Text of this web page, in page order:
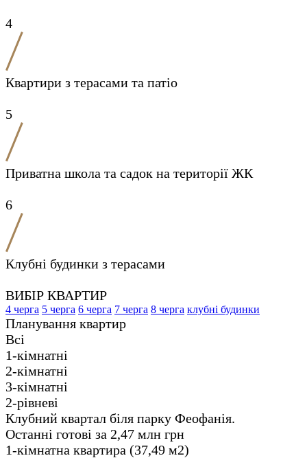
4
Квартири з терасами та патіо
5
Приватна школа та садок на території ЖК
6
Клубні будинки з терасами
ВИБІР КВАРТИР
4 черга 5 черга 6 черга 7 черга 8 черга клубні будинки
Планування квартир
Всі
1-кімнатні
2-кімнатні
3-кімнатні
2-рівневі
Клубний квартал біля парку Феофанія.
Останні готові за 2,47 млн грн
1-кімнатна квартира (37,49 м2)